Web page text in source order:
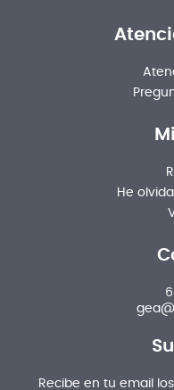
He
Recibe en tu email